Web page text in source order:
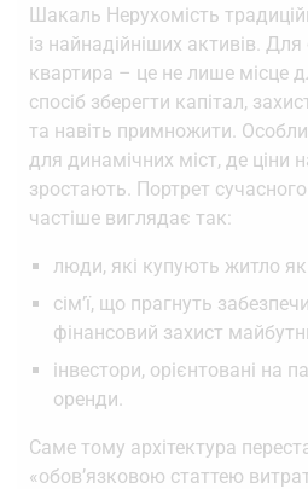
Шакаль Нерухомість
із найнадійніших активів. Для
квартира – це не лише місце
спосіб зберегти капітал,
та навіть примножити.
для динамічних міст, де ціни
зростають. Портрет
частіше виглядає так:
люди, які купують житло як
сім’ї, що прагнуть
фінансовий захист
інвестори, орієнтовані на
оренди.
Саме тому архітектура
«обов’язковою статтею